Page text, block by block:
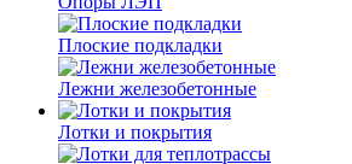
Плоские подкладки
Лежни железобетонные
Лотки и покрытия